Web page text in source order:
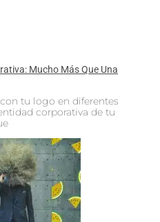
Mucho Más Que Una
tu logo en diferentes
corporativa de tu